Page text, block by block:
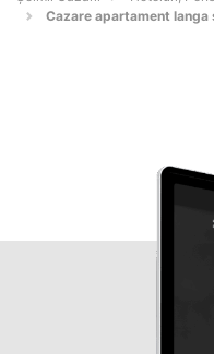
Cazare apartament